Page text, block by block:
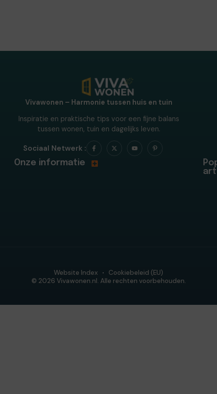
Vivawonen – Harmonie tussen huis en tuin
Inspiratie en praktische tips voor een fijne balans
tussen wonen, tuin en dagelijks leven.
Sociaal Netwerk :
Onze informatie
© 2026 Vivawonen.nl. Alle rechten voorbehouden.
Website Index Cookiebeleid (EU)